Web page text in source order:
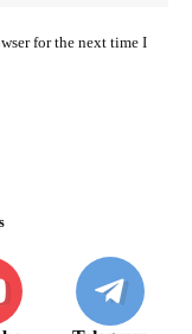
for the next time I